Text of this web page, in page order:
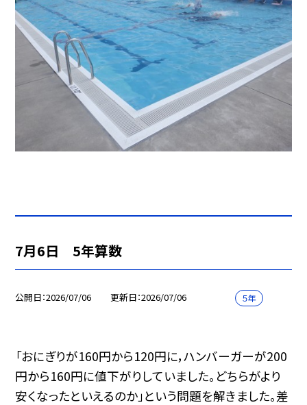
7月6日 5年算数
公開日 2026/07/06 更新日 2026/07/06 ５年
「おにぎりが160円から120円に，ハンバーガーが200
円から160円に値下がりしていました。どちらがより
安くなったといえるのか」という問題を解きました。差